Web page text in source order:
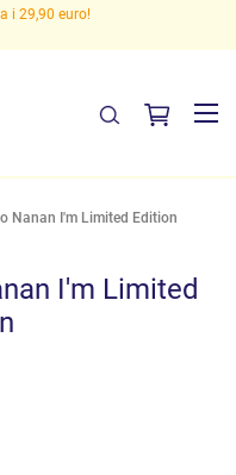
i 29,90 euro!
Nanan I'm Limited Edition
I'm Limited